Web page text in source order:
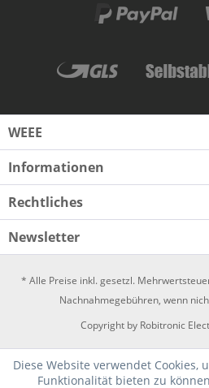
WEEE
Informationen
Rechtliches
Newsletter
* Alle Preise inkl. gesetzl.
Nachnahmegebühren, wenn
Copyright by Robitronic
Diese Website verwendet Cookies,
Funktionalität bieten zu